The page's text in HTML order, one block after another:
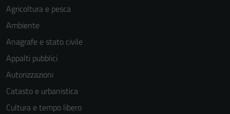
Agricoltura e pesca
Ambiente
Anagrafe e stato civile
Appalti pubblici
Autorizzazioni
Catasto e urbanistica
Cultura e tempo libero